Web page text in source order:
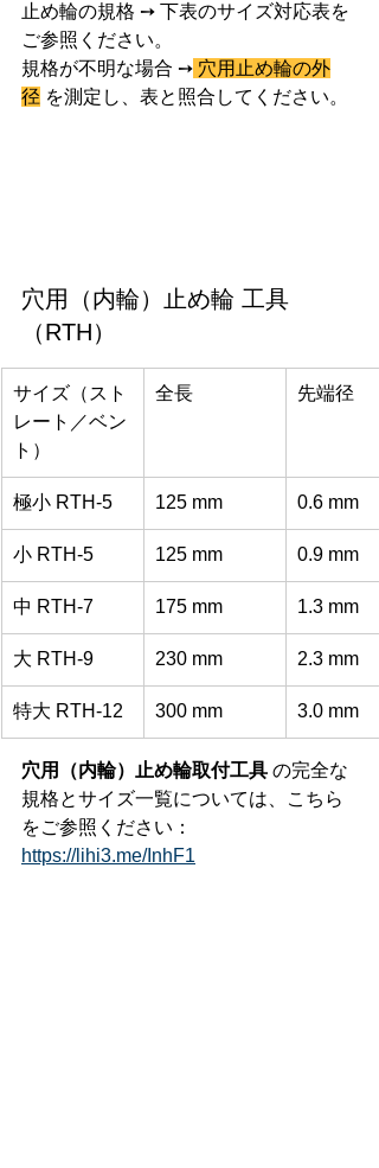
止め輪の規格 ➙ 下表のサイズ対応表を
ご参照ください。
規格が不明な場合 ➙ 穴用止め輪の外
径 を測定し、表と照合してください。
穴用（内輪）止め輪 工具
（RTH）
サイズ（スト
レート／ベン
ト）
全長 先端径
極小 RTH-5 125 mm 0.6 mm
小 RTH-5 125 mm 0.9 mm
中 RTH-7 175 mm 1.3 mm
大 RTH-9 230 mm 2.3 mm
特大 RTH-12 300 mm 3.0 mm
穴用（内輪）止め輪取付工具 の完全な
規格とサイズ一覧については、こちら
をご参照ください：
https://lihi3.me/InhF1